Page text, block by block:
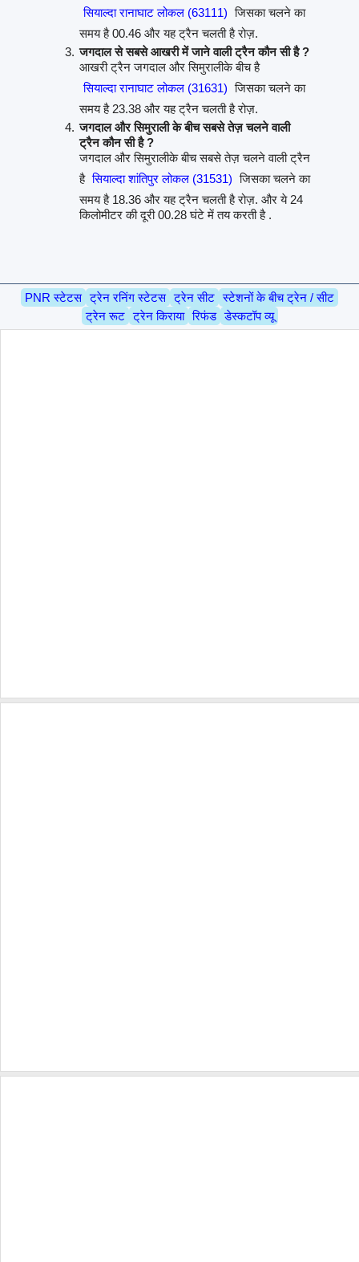
सियाल्दा रानाघाट लोकल (63111) जिसका चलने का
समय है 00.46 और यह ट्रैन चलती है रोज़.
जगदाल से सबसे आखरी में जाने वाली ट्रैन कौन सी है ?
आखरी ट्रैन जगदाल और सिमुरालीके बीच है
सियाल्दा रानाघाट लोकल (31631) जिसका चलने का
समय है 23.38 और यह ट्रैन चलती है रोज़.
जगदाल और सिमुराली के बीच सबसे तेज़ चलने वाली
ट्रैन कौन सी है ?
जगदाल और सिमुरालीके बीच सबसे तेज़ चलने वाली ट्रैन
है सियाल्दा शांतिपुर लोकल (31531) जिसका चलने का
समय है 18.36 और यह ट्रैन चलती है रोज़. और ये 24
किलोमीटर की दूरी 00.28 घंटे में तय करती है .
PNR स्टेटस ट्रेन रनिंग स्टेटस ट्रेन सीट स्टेशनों के बीच ट्रेन / सीट
ट्रेन रूट ट्रेन किराया रिफंड डेस्कटॉप व्यू